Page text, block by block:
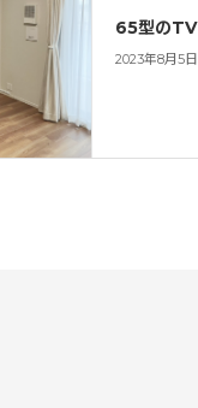
65型のTV
2023年8月5日